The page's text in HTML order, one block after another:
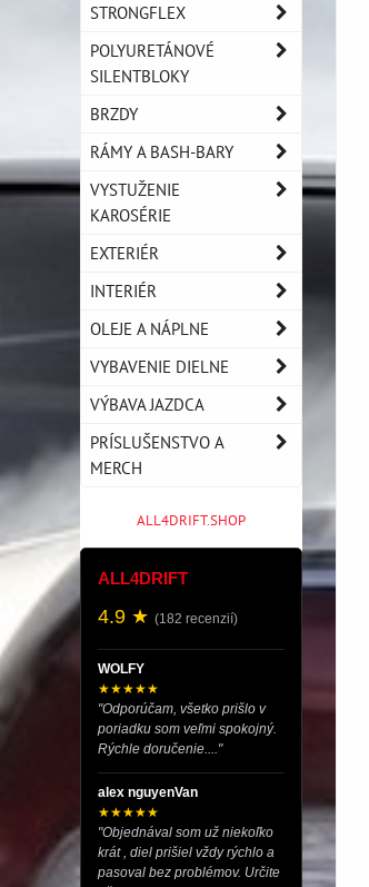
STRONGFLEX
POLYURETÁNOVÉ
SILENTBLOKY
BRZDY
RÁMY A BASH-BARY
VYSTUŽENIE
KAROSÉRIE
EXTERIÉR
INTERIÉR
OLEJE A NÁPLNE
VYBAVENIE DIELNE
VÝBAVA JAZDCA
PRÍSLUŠENSTVO A
MERCH
ALL4DRIFT.SHOP
ALL4DRIFT
4.9 ★ (182 recenzií)
WOLFY
★★★★★
"Odporúčam, všetko prišlo v
poriadku som veľmi spokojný.
Rýchle doručenie...."
alex nguyenVan
★★★★★
"Objednával som už niekoľko
krát , diel prišiel vždy rýchlo a
pasoval bez problémov. Určite